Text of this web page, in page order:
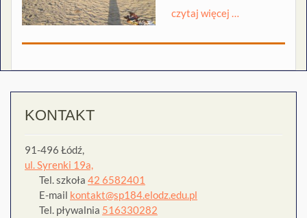
czytaj więcej …
KONTAKT
91-496 Łódź,
ul. Syrenki 19a,
Tel. szkoła 42 6582401
E-mail kontakt@sp184.elodz.edu.pl
Tel. pływalnia 516330282